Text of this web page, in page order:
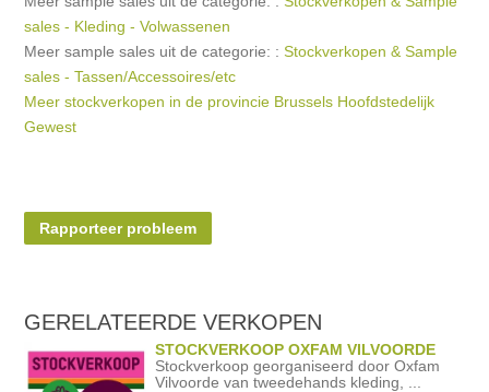
sales - Kleding - Volwassenen
Meer sample sales uit de categorie: :Stockverkopen & Sample
sales - Tassen/Accessoires/etc
Meer stockverkopen in de provincie Brussels Hoofdstedelijk
Gewest
Rapporteer probleem
GERELATEERDEVERKOPEN
STOCKVERKOOP OXFAM VILVOORDE
Stockverkoop georganiseerd door Oxfam
Vilvoorde van tweedehands kleding, ...